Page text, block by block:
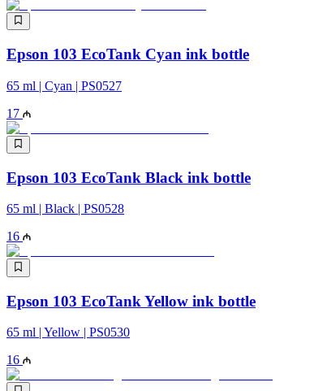
Epson 103 EcoTank Cyan ink bottle
65 ml | Cyan | PS0527
17
Epson 103 EcoTank Black ink bottle
65 ml | Black | PS0528
16
Epson 103 EcoTank Yellow ink bottle
65 ml | Yellow | PS0530
16